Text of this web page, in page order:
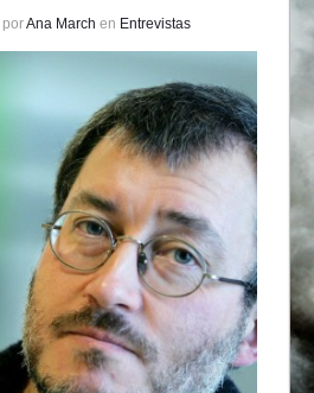
porAna March en Entrevistas